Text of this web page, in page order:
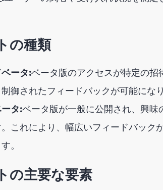
の種類
ータ:ベータ版のアクセスが特定の
御されたフィードバックが可能になり
タ:ベータ版が一般に公開され、興
これにより、幅広いフィードバック
。
の主要な要素